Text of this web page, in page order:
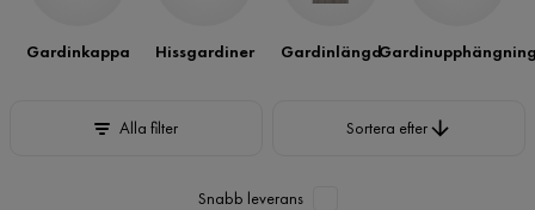
Gardinkappa Hissgardiner Gardinlängd
Alla filter Sortera efter
Snabb leverans